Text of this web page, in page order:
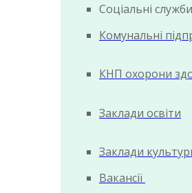
Соціальні служби
Комунальні
КНП охорони
Заклади освіти
Заклади
Вакансії